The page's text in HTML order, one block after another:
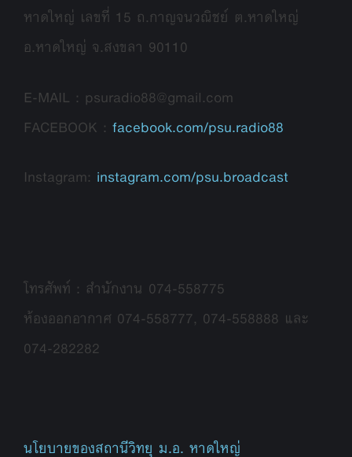
หาดใหญ่ เลขที่ 15 ถ.กาญจนวณิชย์ ต.หาดใหญ่
อ.หาดใหญ่ จ.สงขลา 90110
E-MAIL : psuradio88@gmail.com
FACEBOOK : facebook.com/psu.radio88
Instagram: instagram.com/psu.broadcast
โทรศัพท์ : สำนักงาน 074-558775
ห้องออกอากาศ 074-558777, 074-558888 และ
074-282282
นโยบายของสถานีวิทยุ ม.อ. หาดใหญ่